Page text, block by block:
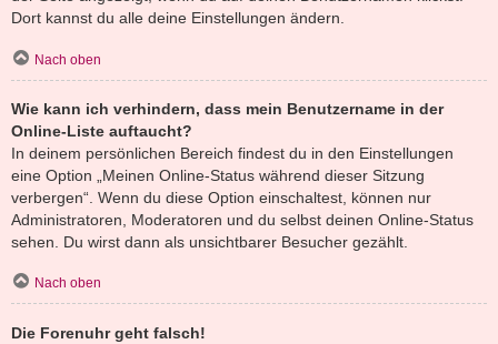
Dort kannst du alle deine Einstellungen ändern.
Nach oben
Wie kann ich verhindern, dass mein Benutzername in der
Online-Liste auftaucht?
In deinem persönlichen Bereich findest du in den Einstellungen
eine Option „Meinen Online-Status während dieser Sitzung
verbergen“. Wenn du diese Option einschaltest, können nur
Administratoren, Moderatoren und du selbst deinen Online-Status
sehen. Du wirst dann als unsichtbarer Besucher gezählt.
Nach oben
Die Forenuhr geht falsch!